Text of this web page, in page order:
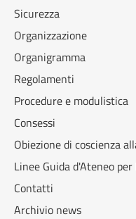
Sicurezza
Organizzazione
Organigramma
Regolamenti
Procedure e modulistica
Consessi
Obiezione di coscienza
Linee Guida d'Ateneo per
Contatti
Archivio news